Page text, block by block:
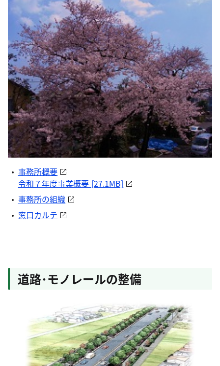
事務所概要
令和７年度事業概要 [27.1MB]
事務所の組織
窓口カルテ
道路･モノレールの整備